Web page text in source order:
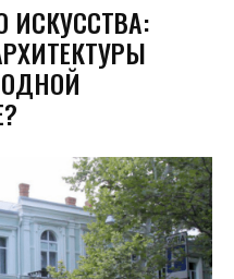
ИСКУССТВА: